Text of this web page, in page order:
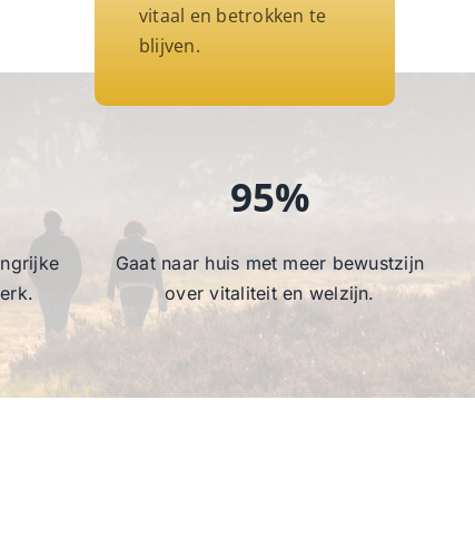
vitaal en betrokken te
blijven.
95%
Gaat naar huis met meer bewustzijn
over vitaliteit en welzijn.